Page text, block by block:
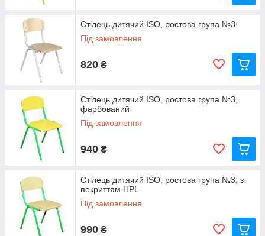
Стілець дитячий ISO, ростова група №3
Під замовлення
820 ₴
Стілець дитячий ISO, ростова група №3,
фарбований
Під замовлення
940 ₴
Стілець дитячий ISO, ростова група №3, з
покриттям HPL
Під замовлення
990 ₴